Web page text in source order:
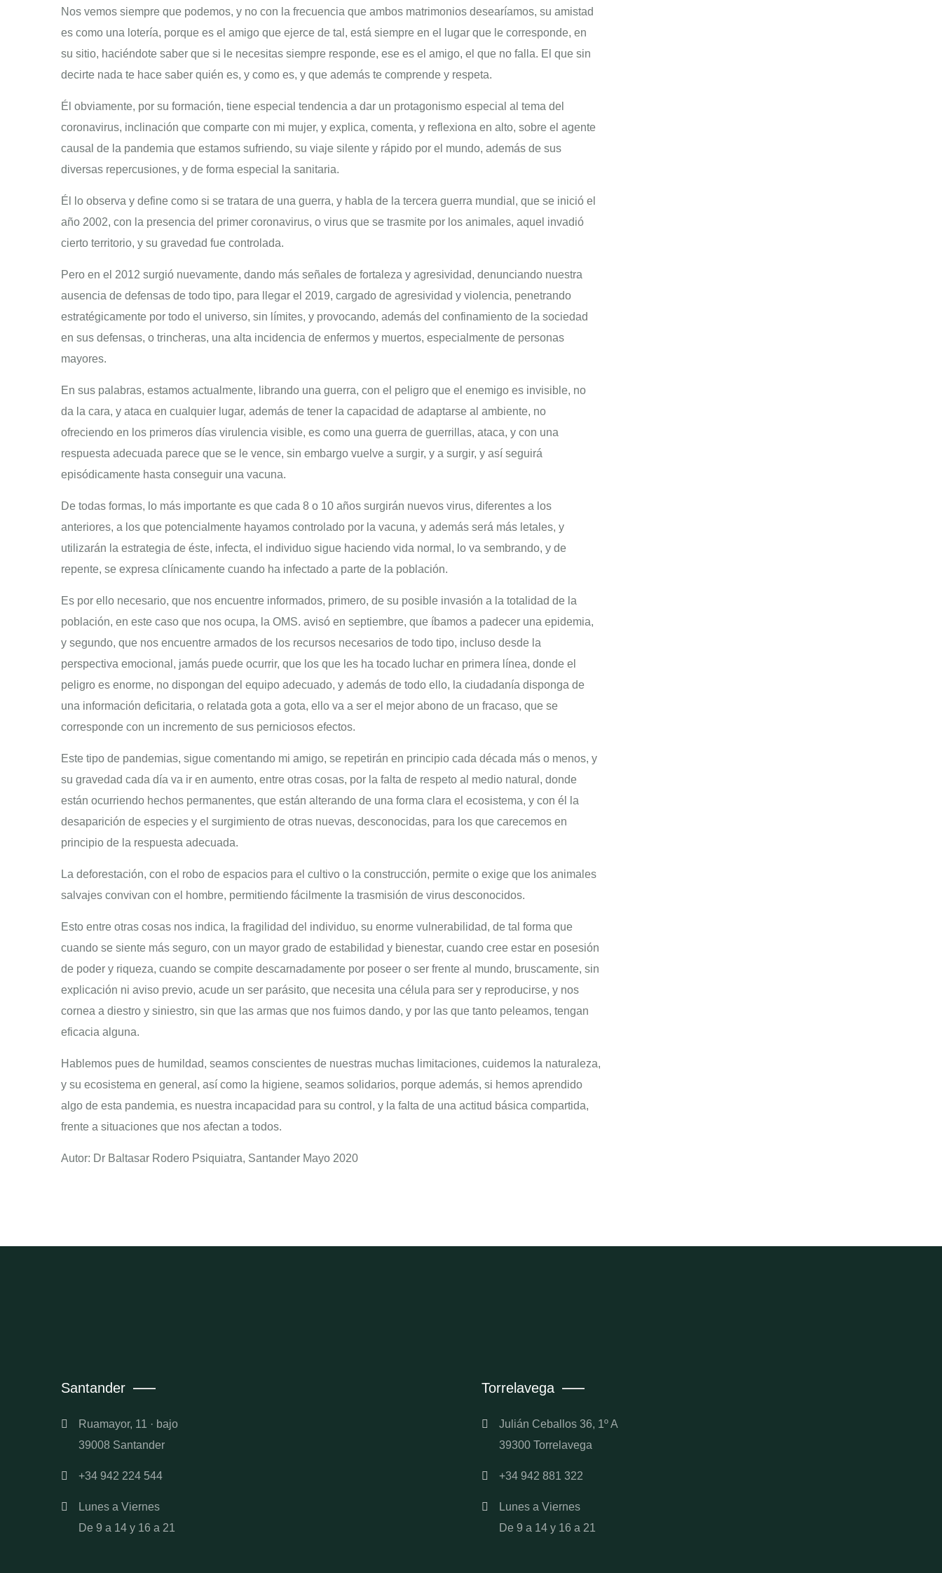
Nos vemos siempre que podemos, y no con la frecuencia que ambos matrimonios desearíamos, su amistad
es como una lotería, porque es el amigo que ejerce de tal, está siempre en el lugar que le corresponde, en
su sitio, haciéndote saber que si le necesitas siempre responde, ese es el amigo, el que no falla. El que sin
decirte nada te hace saber quién es, y como es, y que además te comprende y respeta.
Él obviamente, por su formación, tiene especial tendencia a dar un protagonismo especial al tema del
coronavirus, inclinación que comparte con mi mujer, y explica, comenta, y reflexiona en alto, sobre el agente
causal de la pandemia que estamos sufriendo, su viaje silente y rápido por el mundo, además de sus
diversas repercusiones, y de forma especial la sanitaria.
Él lo observa y define como si se tratara de una guerra, y habla de la tercera guerra mundial, que se inició el
año 2002, con la presencia del primer coronavirus, o virus que se trasmite por los animales, aquel invadió
cierto territorio, y su gravedad fue controlada.
Pero en el 2012 surgió nuevamente, dando más señales de fortaleza y agresividad, denunciando nuestra
ausencia de defensas de todo tipo, para llegar el 2019, cargado de agresividad y violencia, penetrando
estratégicamente por todo el universo, sin límites, y provocando, además del confinamiento de la sociedad
en sus defensas, o trincheras, una alta incidencia de enfermos y muertos, especialmente de personas
mayores.
En sus palabras, estamos actualmente, librando una guerra, con el peligro que el enemigo es invisible, no
da la cara, y ataca en cualquier lugar, además de tener la capacidad de adaptarse al ambiente, no
ofreciendo en los primeros días virulencia visible, es como una guerra de guerrillas, ataca, y con una
respuesta adecuada parece que se le vence, sin embargo vuelve a surgir, y a surgir, y así seguirá
episódicamente hasta conseguir una vacuna.
De todas formas, lo más importante es que cada 8 o 10 años surgirán nuevos virus, diferentes a los
anteriores, a los que potencialmente hayamos controlado por la vacuna, y además será más letales, y
utilizarán la estrategia de éste, infecta, el individuo sigue haciendo vida normal, lo va sembrando, y de
repente, se expresa clínicamente cuando ha infectado a parte de la población.
Es por ello necesario, que nos encuentre informados, primero, de su posible invasión a la totalidad de la
población, en este caso que nos ocupa, la OMS. avisó en septiembre, que íbamos a padecer una epidemia,
y segundo, que nos encuentre armados de los recursos necesarios de todo tipo, incluso desde la
perspectiva emocional, jamás puede ocurrir, que los que les ha tocado luchar en primera línea, donde el
peligro es enorme, no dispongan del equipo adecuado, y además de todo ello, la ciudadanía disponga de
una información deficitaria, o relatada gota a gota, ello va a ser el mejor abono de un fracaso, que se
corresponde con un incremento de sus perniciosos efectos.
Este tipo de pandemias, sigue comentando mi amigo, se repetirán en principio cada década más o menos, y
su gravedad cada día va ir en aumento, entre otras cosas, por la falta de respeto al medio natural, donde
están ocurriendo hechos permanentes, que están alterando de una forma clara el ecosistema, y con él la
desaparición de especies y el surgimiento de otras nuevas, desconocidas, para los que carecemos en
principio de la respuesta adecuada.
La deforestación, con el robo de espacios para el cultivo o la construcción, permite o exige que los animales
salvajes convivan con el hombre, permitiendo fácilmente la trasmisión de virus desconocidos.
Esto entre otras cosas nos indica, la fragilidad del individuo, su enorme vulnerabilidad, de tal forma que
cuando se siente más seguro, con un mayor grado de estabilidad y bienestar, cuando cree estar en posesión
de poder y riqueza, cuando se compite descarnadamente por poseer o ser frente al mundo, bruscamente, sin
explicación ni aviso previo, acude un ser parásito, que necesita una célula para ser y reproducirse, y nos
cornea a diestro y siniestro, sin que las armas que nos fuimos dando, y por las que tanto peleamos, tengan
eficacia alguna.
Hablemos pues de humildad, seamos conscientes de nuestras muchas limitaciones, cuidemos la naturaleza,
y su ecosistema en general, así como la higiene, seamos solidarios, porque además, si hemos aprendido
algo de esta pandemia, es nuestra incapacidad para su control, y la falta de una actitud básica compartida,
frente a situaciones que nos afectan a todos.
Autor: Dr Baltasar Rodero Psiquiatra, Santander Mayo 2020
Santander
Ruamayor, 11 · bajo
39008 Santander
+34 942 224 544
Lunes a Viernes
De 9 a 14 y 16 a 21
Torrelavega
Julián Ceballos 36, 1º A
39300 Torrelavega
+34 942 881 322
Lunes a Viernes
De 9 a 14 y 16 a 21